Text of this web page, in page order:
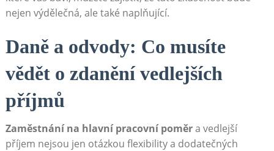
nejen výdělečná, ale‌ také⁣ naplňující.
Daně ⁤a odvody: Co musíte
vědět o ⁣zdanění​ vedlejších
⁤příjmů
Zaměstnání na hlavní⁢ pracovní poměra vedlejší
příjem nejsou jen otázkou flexibility a dodatečných​